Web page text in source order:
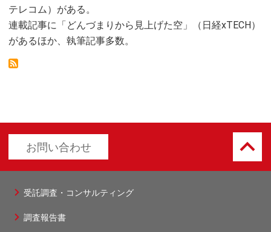
テレコム）がある。
連載記事に「どんづまりから見上げた空」（日経xTECH）
があるほか、執筆記事多数。
お問い合わせ keyboard_arrow_up
ッ
受託調査・コンサルティング
調査報告書